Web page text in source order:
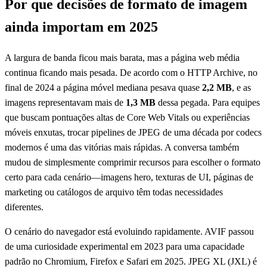
Por que decisões de formato de imagem
ainda importam em 2025
A largura de banda ficou mais barata, mas a página web média
continua ficando mais pesada. De acordo com o HTTP Archive, no
final de 2024 a página móvel mediana pesava quase 2,2 MB, e as
imagens representavam mais de 1,3 MB dessa pegada. Para equipes
que buscam pontuações altas de Core Web Vitals ou experiências
móveis enxutas, trocar pipelines de JPEG de uma década por codecs
modernos é uma das vitórias mais rápidas. A conversa também
mudou de simplesmente comprimir recursos para escolher o formato
certo para cada cenário—imagens hero, texturas de UI, páginas de
marketing ou catálogos de arquivo têm todas necessidades
diferentes.
O cenário do navegador está evoluindo rapidamente. AVIF passou
de uma curiosidade experimental em 2023 para uma capacidade
padrão no Chromium, Firefox e Safari em 2025. JPEG XL (JXL) é